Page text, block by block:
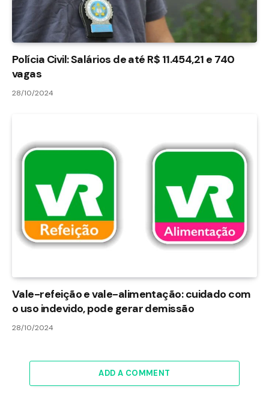
Polícia Civil: Salários de até R$ 11.454,21 e 740
vagas
28/10/2024
Vale-refeição e vale-alimentação: cuidado com
o uso indevido, pode gerar demissão
28/10/2024
ADD A COMMENT